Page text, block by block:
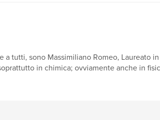
a tutti, sono Massimiliano Romeo, Laureato
in chimica; ovviamente anche in